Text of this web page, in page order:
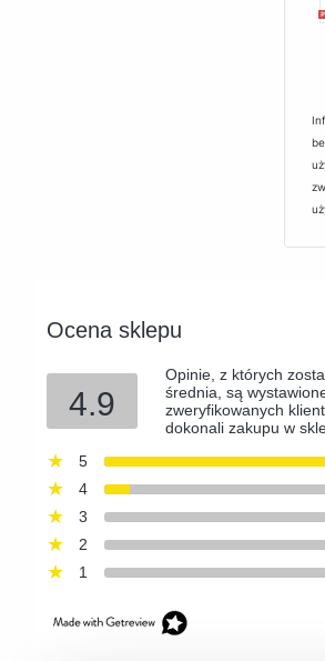
Ocena sklepu
4.9
Opinie, z których
średnia, są
zweryfikowanych
dokonali zakupu w
5
4
3
2
1